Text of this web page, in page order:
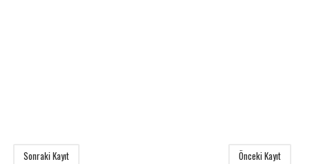
Sonraki Kayıt Önceki Kayıt